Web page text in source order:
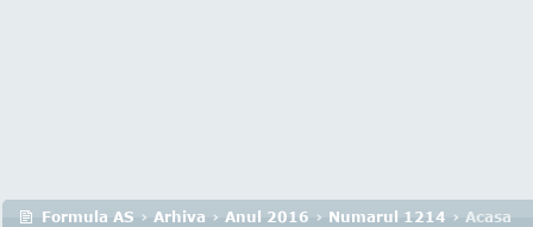
Formula AS › Arhiva › Anul 2016 › Numarul 1214 › Acasa